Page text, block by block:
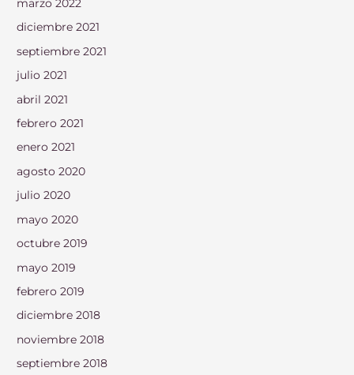
marzo 2022
diciembre 2021
septiembre 2021
julio 2021
abril 2021
febrero 2021
enero 2021
agosto 2020
julio 2020
mayo 2020
octubre 2019
mayo 2019
febrero 2019
diciembre 2018
noviembre 2018
septiembre 2018